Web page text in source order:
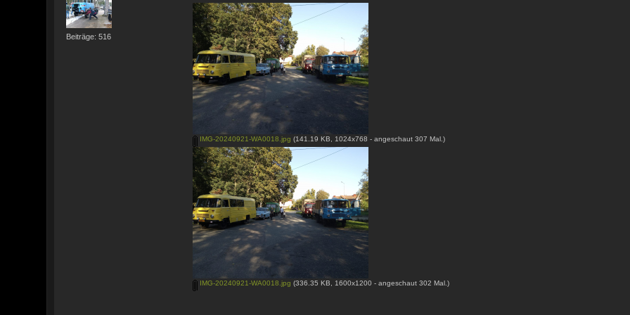
Beiträge: 516
IMG-20240921-WA0018.jpg (141.19 KB, 1024x768 - angeschaut 307 Mal.)
IMG-20240921-WA0018.jpg (336.35 KB, 1600x1200 - angeschaut 302 Mal.)